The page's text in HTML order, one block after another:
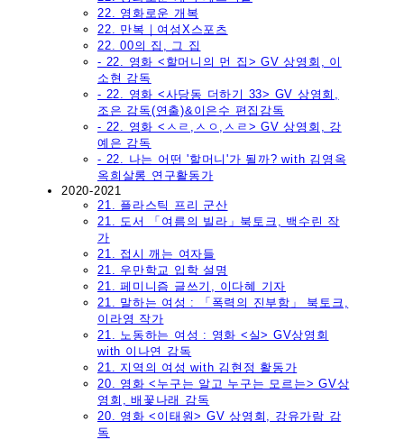
22. 영화로운 개복
22. 만복｜여성X스포츠
22. 00의 집, 그 집
- 22. 영화 <할머니의 먼 집> GV 상영회, 이
소현 감독
- 22. 영화 <사당동 더하기 33> GV 상영회,
조은 감독(연출)&이은수 편집감독
- 22. 영화 <ㅅㄹ,ㅅㅇ,ㅅㄹ> GV 상영회, 강
예은 감독
- 22. 나는 어떤 '할머니'가 될까? with 김영옥
옥희살롱 연구활동가
2020-2021
21. 플라스틱 프리 군산
21. 도서 「여름의 빌라」북토크, 백수린 작
가
21. 접시 깨는 여자들
21. 우만학교 입학 설명
21. 페미니즘 글쓰기, 이다혜 기자
21. 말하는 여성 : 「폭력의 진부함」 북토크,
이라영 작가
21. 노동하는 여성 : 영화 <실> GV상영회
with 이나연 감독
21. 지역의 여성 with 김현정 활동가
20. 영화 <누구는 알고 누구는 모르는> GV상
영회, 배꽃나래 감독
20. 영화 <이태원> GV 상영회, 강유가람 감
독